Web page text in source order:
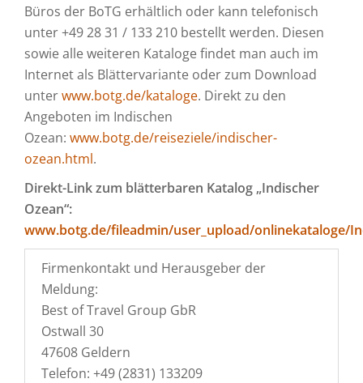
Büros der BoTG erhältlich oder kann telefonisch
unter +49 28 31 / 133 210 bestellt werden. Diesen
sowie alle weiteren Kataloge findet man auch im
Internet als Blättervariante oder zum Download
unterwww.botg.de/kataloge. Direkt zu den
Angeboten im Indischen
Ozean: www.botg.de/reiseziele/indischer-
ozean.html.
Direkt-Link zum blätterbaren Katalog „Indischer
Ozean“:
www.botg.de/fileadmin/user_upload/onlinekataloge/
Firmenkontakt und Herausgeber der
Meldung:
Best of Travel Group GbR
Ostwall 30
47608 Geldern
Telefon: +49 (2831) 133209